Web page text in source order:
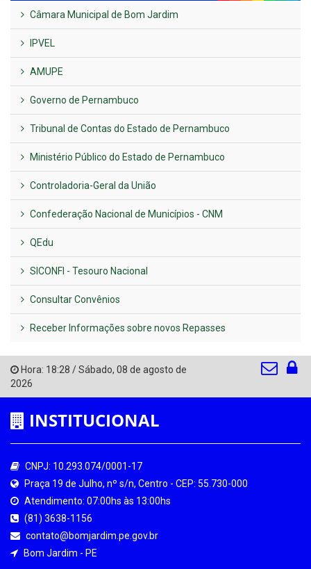
Câmara Municipal de Bom Jardim
IPVEL
AMUPE
Governo de Pernambuco
Tribunal de Contas do Estado de Pernambuco
Ministério Público do Estado de Pernambuco
Controladoria-Geral da União
Confederação Nacional de Municípios - CNM
QEdu
SICONFI - Tesouro Nacional
Consultar Convênios
Receber Informações sobre novos Repasses
Hora: 18:28 /Sábado, 08 de agosto de
2026
INSTITUCIONAL
CNPJ: 10.293.074/0001-17
Praça 19 de Julho, nº s/n, Centro - CEP: 55.730-000
Atendimento: 07:00hs às 13:00hs
(81) 3638-1156
contato@bomjardim.pe.gov.br
Bom Jardim - PE